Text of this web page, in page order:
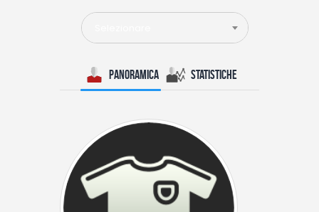
News
Calcio
Basket
Tennis
Lo Sapevi Che
Fantacalcio
I consigli di Giulia
Serie A
Panoramica Statistiche